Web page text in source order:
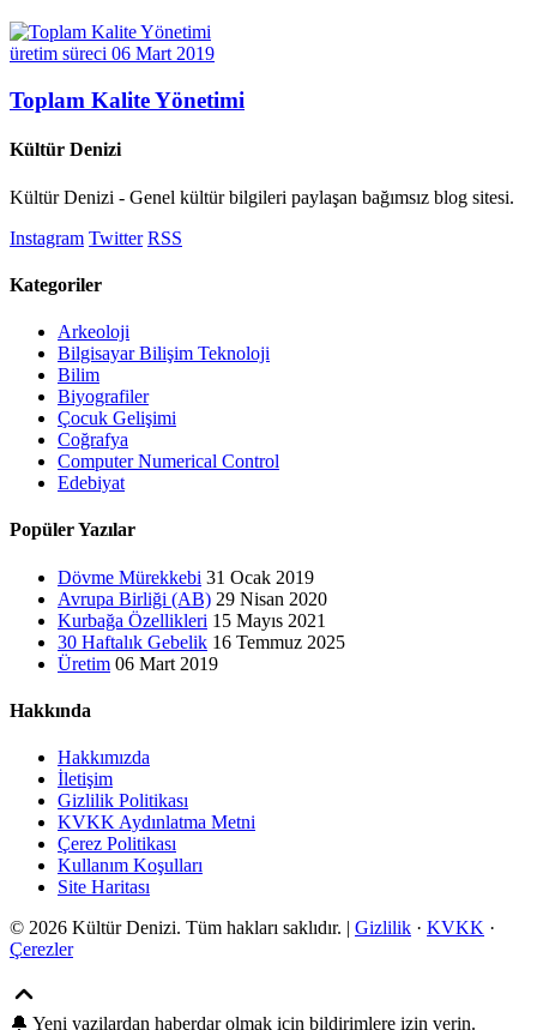
üretim süreci 06 Mart 2019
Toplam Kalite Yönetimi
Kültür Denizi
Kültür Denizi - Genel kültür bilgileri paylaşan bağımsız blog sitesi.
Instagram Twitter RSS
Kategoriler
Arkeoloji
Bilgisayar Bilişim Teknoloji
Bilim
Biyografiler
Çocuk Gelişimi
Coğrafya
Computer Numerical Control
Edebiyat
Popüler Yazılar
Dövme Mürekkebi 31 Ocak 2019
Avrupa Birliği (AB) 29 Nisan 2020
Kurbağa Özellikleri 15 Mayıs 2021
30 Haftalık Gebelik 16 Temmuz 2025
Üretim 06 Mart 2019
Hakkında
Hakkımızda
İletişim
Gizlilik Politikası
KVKK Aydınlatma Metni
Çerez Politikası
Kullanım Koşulları
Site Haritası
© 2026 Kültür Denizi. Tüm hakları saklıdır. | Gizlilik · KVKK ·
Çerezler
🔔 Yeni yazilardan haberdar olmak icin bildirimlere izin verin.